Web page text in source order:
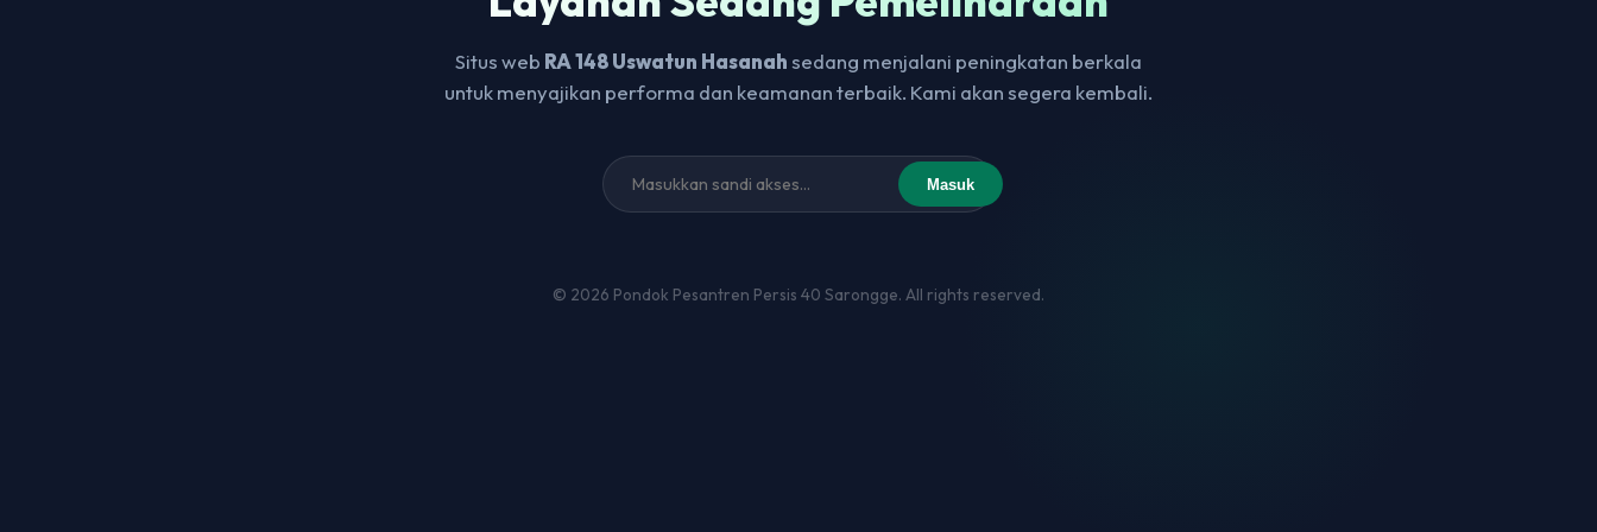
Situs web RA 148 Uswatun Hasanahsedang menjalani peningkatan berkala
untuk menyajikan performa dan keamanan terbaik. Kami akan segera kembali.
Masuk
© 2026 Pondok Pesantren Persis 40 Sarongge. All rights reserved.